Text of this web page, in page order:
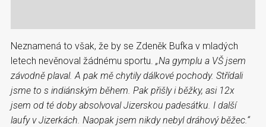
Neznamená to však, že by se Zdeněk Bufka v mladých
letech nevěnoval žádnému sportu. „Na gymplu a VŠ jsem
závodně plaval. A pak mě chytily dálkové pochody. Střídali
jsme to s indiánským během. Pak přišly i běžky, asi 12x
jsem od té doby absolvoval Jizerskou padesátku. I další
laufy v Jizerkách. Naopak jsem nikdy nebyl dráhový běžec.“